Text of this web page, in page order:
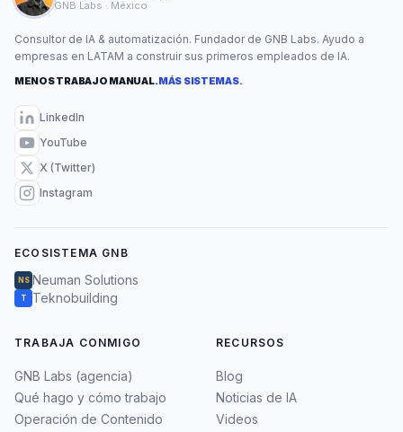
GNB Labs · México
Consultor de IA & automatización. Fundador de GNB Labs. Ayudo a
empresas en LATAM a construir sus primeros empleados de IA.
MENOS TRABAJO MANUAL.MÁS SISTEMAS.
LinkedIn
YouTube
X (Twitter)
Instagram
ECOSISTEMA GNB
NS Neuman Solutions
T Teknobuilding
TRABAJA CONMIGO
GNB Labs (agencia)
Qué hago y cómo trabajo
Operación de Contenido
RECURSOS
Blog
Noticias de IA
Videos